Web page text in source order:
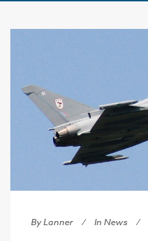
By Lanner In News